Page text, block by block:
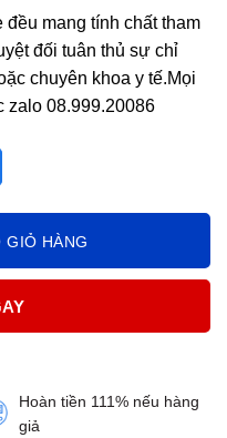
Độc, Mát Gan số lượng
GIỎ HÀNG
mang tính chất tham
đối tuân thủ sự chỉ
chuyên khoa y tế.Mọi
zalo 08.999.20086
Hoàn tiền 111% nếu hàng
giả